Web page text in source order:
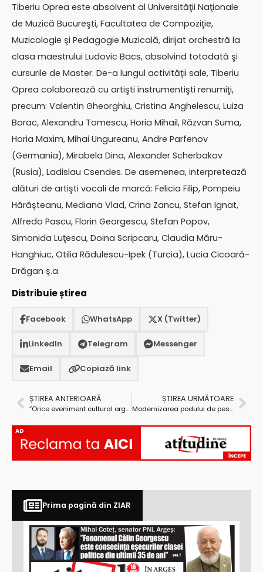
Tiberiu Oprea este absolvent al Universităţii Naţionale
de Muzică Bucureşti, Facultatea de Compoziţie,
Muzicologie şi Pedagogie Muzicală, dirijat orchestră la
clasa maestrului Ludovic Bacs, absolvind totodată şi
cursurile de Master. De-a lungul activităţii sale, Tiberiu
Oprea colaborează cu artişti instrumentişti renumiţi,
precum: Valentin Gheorghiu, Cristina Anghelescu, Luiza
Borac, Alexandru Tomescu, Horia Mihail, Răzvan Suma,
Horia Maxim, Mihai Ungureanu, Andre Parfenov
(Germania), Mirabela Dina, Alexander Scherbakov
(Rusia), Ladislau Csendes. De asemenea, interpretează
alături de artişti vocali de marcă: Felicia Filip, Pompeiu
Hărăşteanu, Mediana Vlad, Crina Zancu, Stefan Ignat,
Alfredo Pascu, Florin Georgescu, Stefan Popov,
Simonida Luţescu, Doina Scripcaru, Claudia Măru-
Hanghiuc, Otilia Rădulescu-Ipek (Turcia), Lucia Cicoară-
Drăgan ş.a.
Distribuie știrea
Facebook WhatsApp X (Twitter)
LinkedIn Telegram Messenger
Email Copiază link
ȘTIREA ANTERIOARĂ
”Orice eveniment cultural organizat implică muncă și dăruire, dar și sprijin din partea Consiliului Local și al primarului orașului”
ȘTIREA URMĂTOARE
Modernizarea podului de peste Argeş – prima săptămână de coşmar. Urmează alte 15
AD
Prima pagină din ZIAR